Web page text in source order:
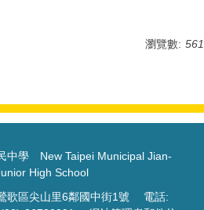
瀏覽數: 561
中學 New Taipei Municipal Jian-
High School
歌區尖山里6鄰國中街1號 電話: